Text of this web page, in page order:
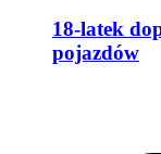
18-latek
pojazdów